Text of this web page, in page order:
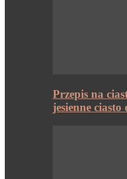
Przepis na
jesienne